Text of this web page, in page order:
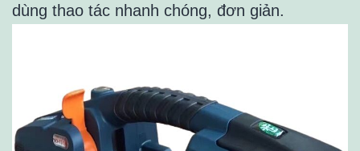
dùng thao tác nhanh chóng, đơn giản.